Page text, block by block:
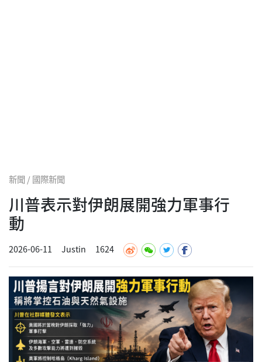
新聞 / 國際新聞
川普表示對伊朗展開強力軍事行
動
2026-06-11 Justin 1624